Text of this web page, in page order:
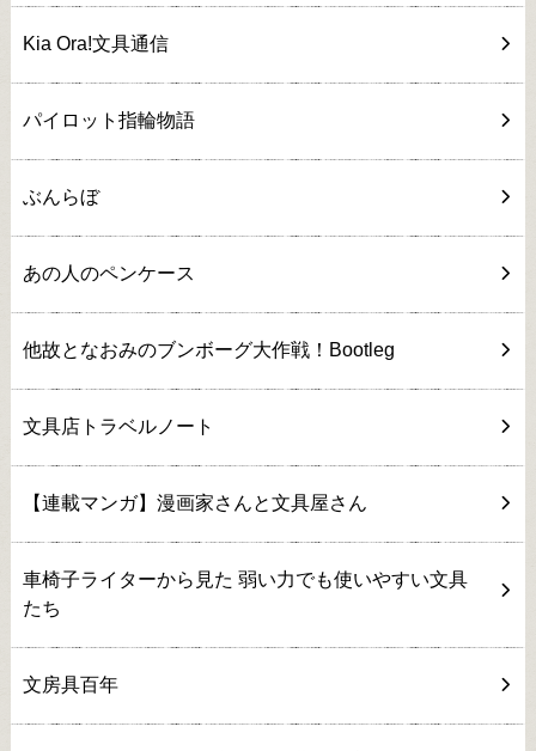
Kia Ora!文具通信
パイロット指輪物語
ぶんらぼ
あの人のペンケース
他故となおみのブンボーグ大作戦！Bootleg
文具店トラベルノート
【連載マンガ】漫画家さんと文具屋さん
車椅子ライターから見た 弱い力でも使いやすい文具
たち
文房具百年